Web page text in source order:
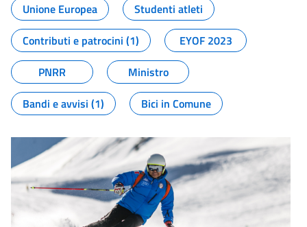
Unione Europea
Studenti atleti
Contributi e patrocini (1)
EYOF 2023
PNRR
Ministro
Bandi e avvisi (1)
Bici in Comune